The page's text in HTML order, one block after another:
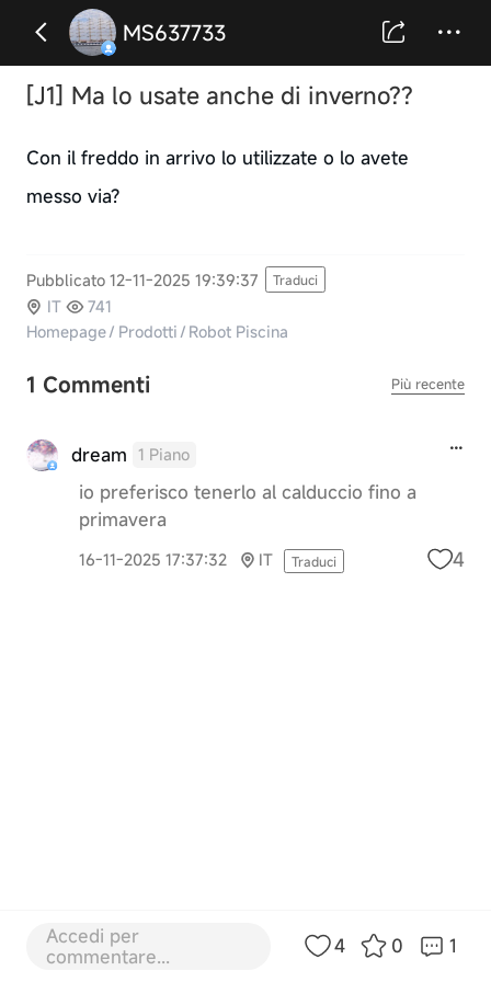
MS637733
[J1] Ma lo usate anche di inverno??
Con il freddo in arrivo lo utilizzate o lo avete
messo via?
Pubblicato 12-11-2025 19:39:37 Traduci
IT
741
Homepage/ Prodotti/ Robot Piscina
1 Commenti Più recente
dream 1 Piano
io preferisco tenerlo al calduccio fino a
primavera
16-11-2025 17:37:32 IT Traduci 4
Accedi per
commentare...
4 0 1